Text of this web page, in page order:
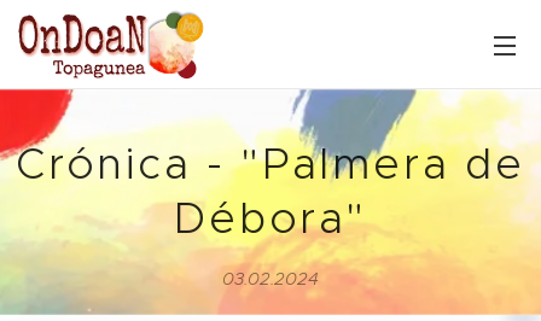
Crónica - "Palmera de
Débora"
03.02.2024